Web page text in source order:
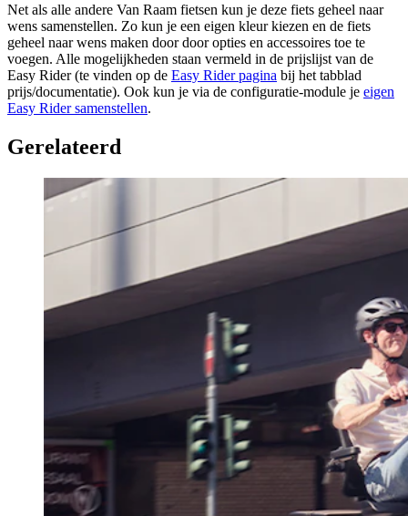
Net als alle andere Van Raam fietsen kun je deze fiets geheel naar
wens samenstellen. Zo kun je een eigen kleur kiezen en de fiets
geheel naar wens maken door door opties en accessoires toe te
voegen. Alle mogelijkheden staan vermeld in de prijslijst van de
Easy Rider (te vinden op de Easy Rider pagina bij het tabblad
prijs/documentatie). Ook kun je via de configuratie-module je eigen
Easy Rider samenstellen.
Gerelateerd